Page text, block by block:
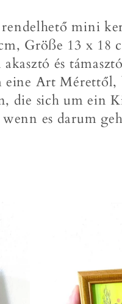
mini
Größe 13 x 18
és
eine Art
die sich um ein
es darum